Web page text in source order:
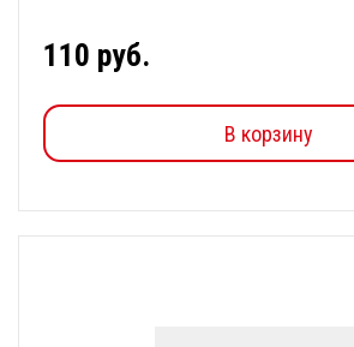
110 руб.
В корзину